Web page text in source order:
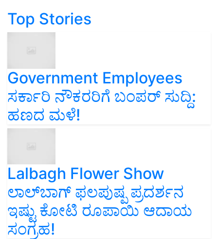
Top Stories
Government Employees
ಸರ್ಕಾರಿ ನೌಕರರಿಗೆ ಬಂಪರ್‌ ಸುದ್ದಿ:
ಹಣದ ಮಳೆ!
Lalbagh Flower Show
ಲಾಲ್‌ಬಾಗ್ ಫಲಪುಷ್ಪ ಪ್ರದರ್ಶನ
ಇಷ್ಟು ಕೋಟಿ ರೂಪಾಯಿ ಆದಾಯ
ಸಂಗ್ರಹ!